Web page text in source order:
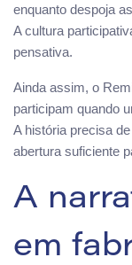
enquanto despoja
A cultura
pensativa.
Ainda assim, o
participam quando
A história precisa
abertura suficiente
A
em